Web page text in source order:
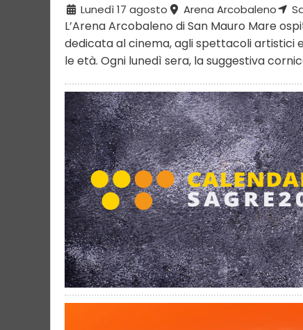
Lunedì 17 agosto Arena Arcobaleno
L’Arena Arcobaleno di San Mauro Mare
dedicata al cinema, agli spettacoli
le età. Ogni lunedì sera, la suggestiva